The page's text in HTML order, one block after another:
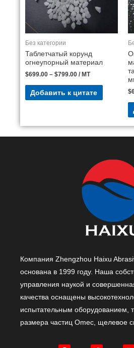
Без категории
Таблетчатый корунд
огнеупорный материал
$699.00 – $799.00 / MT
Добавить к цитате $
Компания Zhengzhou Haixu
основана в 1999 году. Наша
управления наукой и
качества оснащены
испытательным оборудованием,
размера частиц Omec, щелевое